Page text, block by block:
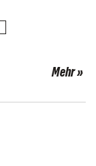
Mehr